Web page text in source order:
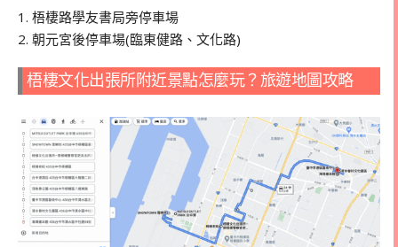
1. 梧棲路學友書局旁停車場
2. 朝元宮後停車場(臨東健路、文化路)
梧棲文化出張所附近景點怎麼玩？旅遊地圖攻略